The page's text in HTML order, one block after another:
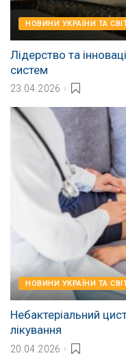
НОВИНИ УКРАЇНИ ТА
Лідерство та
систем
23.04.2026
НОВИНИ УКРАЇНИ ТА
Небактеріальний
лікування
20.04.2026